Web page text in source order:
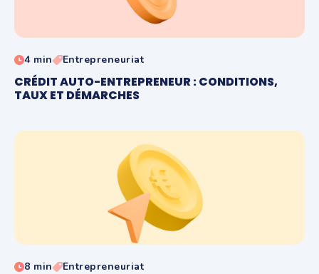
4 min Entrepreneuriat
CRÉDIT AUTO-ENTREPRENEUR : CONDITIONS,
TAUX ET DÉMARCHES
8 min Entrepreneuriat